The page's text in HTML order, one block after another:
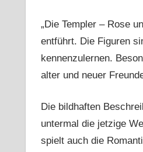
„Die Templer – Rose
entführt. Die Figuren
kennenzulernen.
alter und neuer
Die bildhaften
untermal die jetzige
spielt auch die